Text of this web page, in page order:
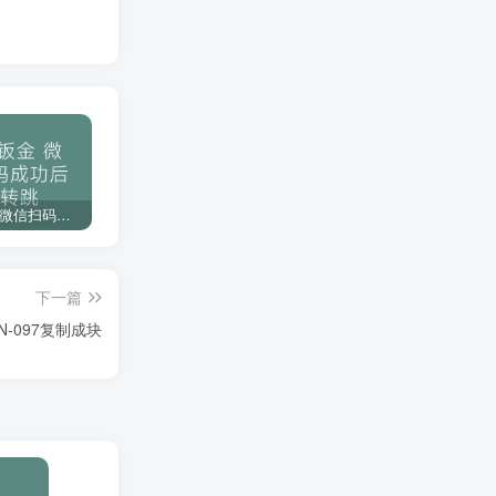
博士钣金 微信扫码成功后不转跳
下一篇
097复制成块